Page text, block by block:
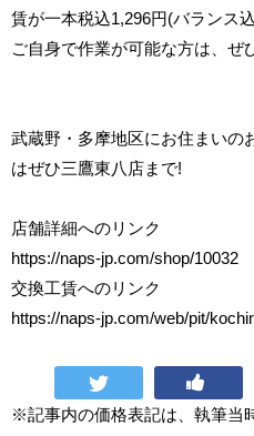
賃が一本税込1,296円(バランス
ご自身で作業が可能な方は、ぜ
武蔵野・多摩地区にお住まいの
はぜひ三鷹東八店まで!
店舗詳細へのリンク
https://naps-jp.com/shop/10032
交換工賃へのリンク
https://naps-jp.com/web/pit/
※記事内の価格表記は、執筆当